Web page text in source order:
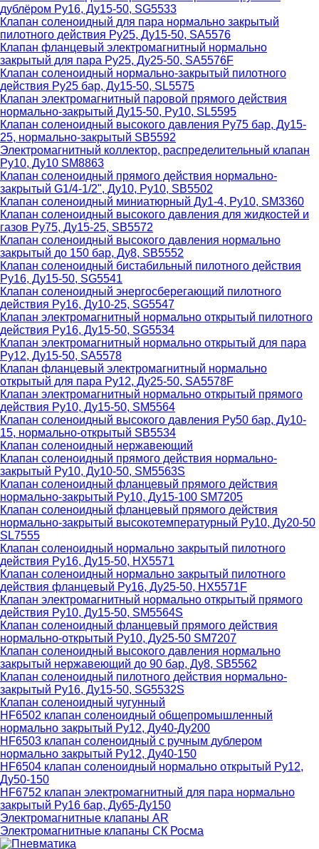
дублёром Ру16, Ду15-50, SG5533
Клапан соленоидный для пара нормально закрытый
пилотного действия Ру25, Ду15-50, SA5576
Клапан фланцевый электромагнитный нормально
закрытый для пара Ру25, Ду25-50, SA5576F
Клапан соленоидный нормально-закрытый пилотного
действия Ру25 бар, Ду15-50, SL5575
Клапан электромагнитный паровой прямого действия
нормально-закрытый Ду15-50, Ру10, SL5595
Клапан соленоидный высокого давления Ру75 бар, Ду15-
25, нормально-закрытый SB5592
Электромагнитный коллектор, распределительный клапан
Ру10, Ду10 SM8863
Клапан соленоидный прямого действия нормально-
закрытый G1/4-1/2", Ду10, Ру10, SB5502
Клапан соленоидный миниатюрный Ду1-4, Ру10, SM3360
Клапан соленоидный высокого давления для жидкостей и
газов Ру75, Ду15-25, SB5572
Клапан соленоидный высокого давления нормально
закрытый до 150 бар, Ду8, SB5552
Клапан соленоидный бистабильный пилотного действия
Ру16, Ду15-50, SG5541
Клапан соленоидный энергосберегающий пилотного
действия Ру16, Ду10-25, SG5547
Клапан электромагнитный нормально открытый пилотного
действия Ру16, Ду15-50, SG5534
Клапан электромагнитный нормально открытый для пара
Ру12, Ду15-50, SA5578
Клапан фланцевый электромагнитный нормально
открытый для пара Ру12, Ду25-50, SA5578F
Клапан электромагнитный нормально открытый прямого
действия Ру10, Ду15-50, SM5564
Клапан соленоидный высокого давления Ру50 бар, Ду10-
15, нормально-открытый SB5534
Клапан соленоидный нержавеющий
Клапан соленоидный прямого действия нормально-
закрытый Ру10, Ду10-50, SM5563S
Клапан соленоидный фланцевый прямого действия
нормально-закрытый Ру10, Ду15-100 SM7205
Клапан соленоидный фланцевый прямого действия
нормально-закрытый высокотемпературный Ру10, Ду20-50
SL7555
Клапан соленоидный нормально закрытый пилотного
действия Ру16, Ду15-50, HX5571
Клапан соленоидный нормально закрытый пилотного
действия фланцевый Ру16, Ду25-50, HX5571F
Клапан электромагнитный нормально открытый прямого
действия Ру10, Ду15-50, SM5564S
Клапан соленоидный фланцевый прямого действия
нормально-открытый Ру10, Ду25-50 SM7207
Клапан соленоидный высокого давления нормально
закрытый нержавеющий до 90 бар, Ду8, SB5562
Клапан соленоидный пилотного действия нормально-
закрытый Ру16, Ду15-50, SG5532S
Клапан соленоидный чугунный
HF6502 клапан соленоидный общепромышленный
нормально закрытый Ру12, Ду40-Ду200
HF6503 клапан соленоидный с ручным дублером
нормально закрытый Ру12, Ду40-150
HF6504 клапан соленоидный нормально открытый Ру12,
Ду50-150
HF6752 клапан электромагнитный для пара нормально
закрытый Ру16 бар, Ду65-Ду150
Электромагнитные клапаны AR
Электромагнитные клапаны СК Росма